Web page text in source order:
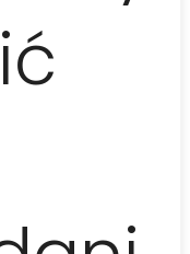
entrante
(la mayoría de
congrí, ropa vieja
disponibles). El
programa
los platos